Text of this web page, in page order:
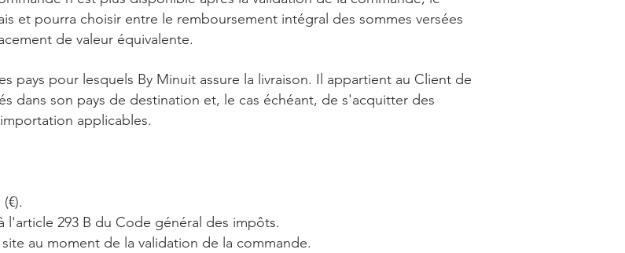
et pourra choisir entre le remboursement intégral des sommes versées
de valeur équivalente.
pays pour lesquels By Minuit assure la livraison. Il appartient au Client de
dans son pays de destination et, le cas échéant, de s'acquitter des
applicables.
l'article 293 B du Code général des impôts.
au moment de la validation de la commande.